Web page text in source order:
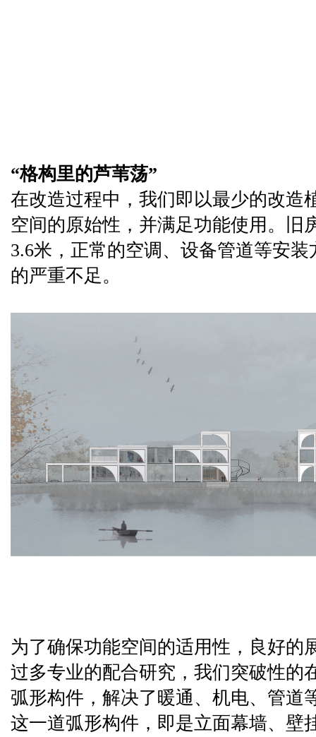
“格构里的芦苇荡”
在改造过程中，我们即以最少的改造
空间的原始性，并满足功能使用。旧
3.6米，正常的空调、设备管道等安
的严重不足。
为了确保功能空间的适用性，良好的
过多专业的配合研究，我们突破性的
弧形构件，解决了暖通、机电、管道
这一道弧形构件，即是立面幕墙、壁